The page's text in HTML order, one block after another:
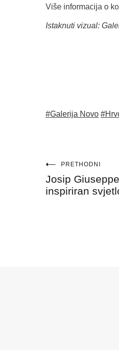
Više informacija o
Istaknuti vizual:
#Galerija Novo
Navigacija
objava
PRETHODNI
Josip
inspiriran